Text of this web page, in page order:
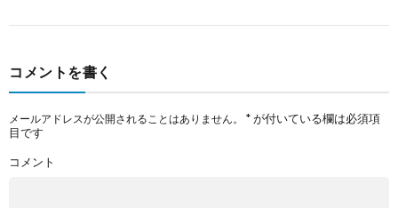
コメントを書く
メールアドレスが公開されることはありません。 *が付いている欄は必須項
目です
コメント